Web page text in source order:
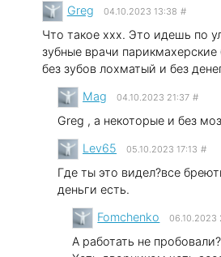
Greg 04.10.2023 13:38 #
Что такое xxx. Это идешь по
зубные врачи парикмахерские
без зубов лохматый и без
Mag 04.10.2023 21:37 #
Greg , а некоторые и без
Lev65 05.10.2023 17:13 #
Где ты это видел?все
деньги есть.
Fomchenko 06.10.2023
А работать не